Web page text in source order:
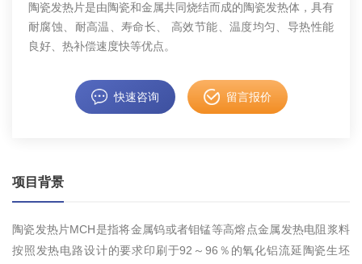
陶瓷发热片是由陶瓷和金属共同烧结而成的陶瓷发热体，具有
耐腐蚀、耐高温、寿命长、 高效节能、温度均匀、导热性能
良好、热补偿速度快等优点。
快速咨询 留言报价
项目背景
陶瓷发热片MCH是指将金属钨或者钼锰等高熔点金属发热电阻浆料
按照发热电路设计的要求印刷于92～96％的氧化铝流延陶瓷生坯